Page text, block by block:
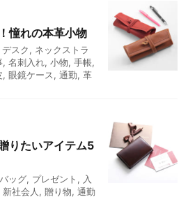
憧れの本革小物
デスク, ネックストラ
, 名刺入れ, 小物, 手帳,
, 眼鏡ケース, 通勤, 革
りたいアイテム5
バッグ, プレゼント , 入
新社会人 , 贈り物, 通勤